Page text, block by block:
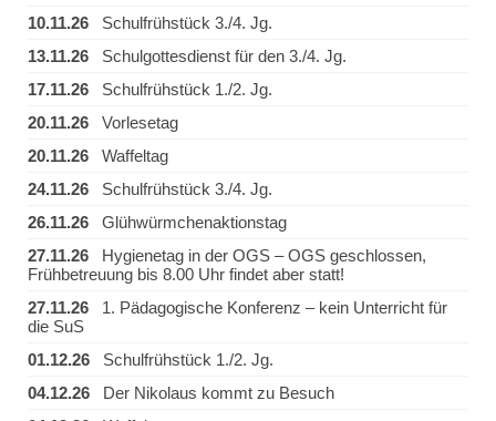
10.11.26 Schulfrühstück 3./4. Jg.
13.11.26 Schulgottesdienst für den 3./4. Jg.
17.11.26 Schulfrühstück 1./2. Jg.
20.11.26 Vorlesetag
20.11.26 Waffeltag
24.11.26 Schulfrühstück 3./4. Jg.
26.11.26 Glühwürmchenaktionstag
27.11.26 Hygienetag in der OGS – OGS geschlossen,
Frühbetreuung bis 8.00 Uhr findet aber statt!
27.11.26 1. Pädagogische Konferenz – kein Unterricht für
die SuS
01.12.26 Schulfrühstück 1./2. Jg.
04.12.26 Der Nikolaus kommt zu Besuch